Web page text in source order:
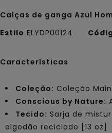
Calças de ganga Azul
Estilo ELYDP00124
Características
Coleção: Coleção
Conscious by Nature:
Tecido: Sarja de
algodão reciclado [13 oz]